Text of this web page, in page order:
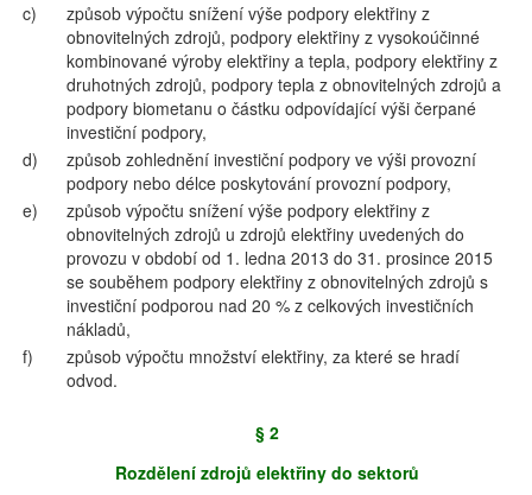
c)
způsob výpočtu snížení výše podpory elektřiny z
obnovitelných zdrojů, podpory elektřiny z vysokoúčinné
kombinované výroby elektřiny a tepla, podpory elektřiny z
druhotných zdrojů, podpory tepla z obnovitelných zdrojů a
podpory biometanu o částku odpovídající výši čerpané
investiční podpory,
d)
způsob zohlednění investiční podpory ve výši provozní
podpory nebo délce poskytování provozní podpory,
e)
způsob výpočtu snížení výše podpory elektřiny z
obnovitelných zdrojů u zdrojů elektřiny uvedených do
provozu v období od 1. ledna 2013 do 31. prosince 2015
se souběhem podpory elektřiny z obnovitelných zdrojů s
investiční podporou nad 20 % z celkových investičních
nákladů,
f)
způsob výpočtu množství elektřiny, za které se hradí
odvod.
§ 2
Rozdělení zdrojů elektřiny do sektorů